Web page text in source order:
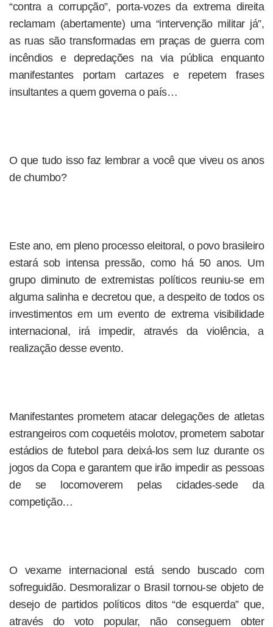
“contra a corrupção”, porta-vozes da extrema direita
reclamam (abertamente) uma “intervenção militar já”,
as ruas são transformadas em praças de guerra com
incêndios e depredações na via pública enquanto
manifestantes portam cartazes e repetem frases
insultantes a quem governa o país…
O que tudo isso faz lembrar a você que viveu os anos
de chumbo?
Este ano, em pleno processo eleitoral, o povo brasileiro
estará sob intensa pressão, como há 50 anos. Um
grupo diminuto de extremistas políticos reuniu-se em
alguma salinha e decretou que, a despeito de todos os
investimentos em um evento de extrema visibilidade
internacional, irá impedir, através da violência, a
realização desse evento.
Manifestantes prometem atacar delegações de atletas
estrangeiros com coquetéis molotov, prometem sabotar
estádios de futebol para deixá-los sem luz durante os
jogos da Copa e garantem que irão impedir as pessoas
de se locomoverem pelas cidades-sede da
competição…
O vexame internacional está sendo buscado com
sofreguidão. Desmoralizar o Brasil tornou-se objeto de
desejo de partidos políticos ditos “de esquerda” que,
através do voto popular, não conseguem obter